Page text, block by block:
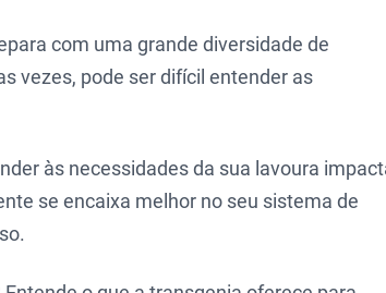
com uma grande diversidade de
vezes, pode ser difícil entender as
às necessidades da sua lavoura
se encaixa melhor no seu sistema de